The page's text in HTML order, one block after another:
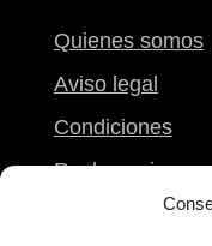
Quienes somos
Aviso legal
Condiciones
Reclamaciones